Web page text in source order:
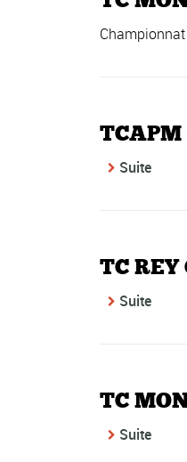
TCAPM
Suite
TC
Suite
TC
Suite